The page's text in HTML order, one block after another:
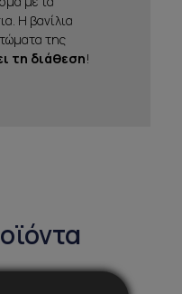
Η βανίλια
της
τη διάθεση!